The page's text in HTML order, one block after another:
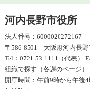
河内長野市役所
法人番号：6000020272167
〒586-8501 大阪府河内長野
Tel：0721-53-1111（代表）
組織で探す（各課のページ）
開庁時間：午前9時から午後